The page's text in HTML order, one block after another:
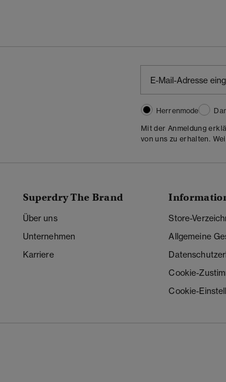
Herrenmode
Mit der Anmeldung
von uns zu erhalten.
Superdry The Brand
Über uns
Unternehmen
Karriere
Store-
Allgemeine
Cookie-
Cookie-